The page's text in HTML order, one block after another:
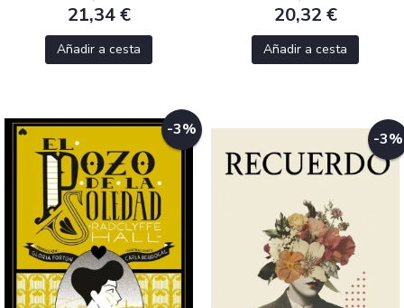
21,34 €
Añadir a cesta
20,32 €
Añadir a cesta
-3%
-3%